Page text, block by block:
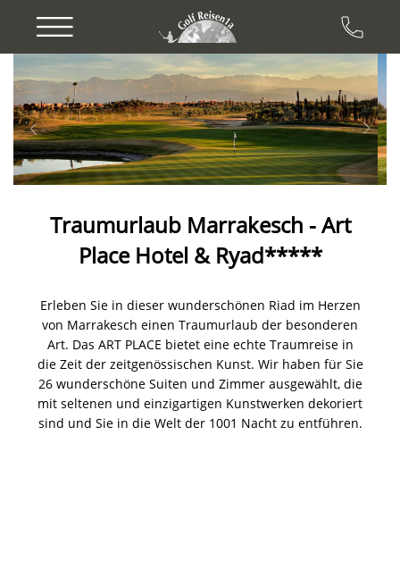
Previous Next
Traumurlaub Marrakesch - Art
Place Hotel & Ryad*****
Erleben Sie in dieser wunderschönen Riad im Herzen
von Marrakesch einen Traumurlaub der besonderen
Art. Das ART PLACE bietet eine echte Traumreise in
die Zeit der zeitgenössischen Kunst. Wir haben für Sie
26 wunderschöne Suiten und Zimmer ausgewählt, die
mit seltenen und einzigartigen Kunstwerken dekoriert
sind und Sie in die Welt der 1001 Nacht zu entführen.